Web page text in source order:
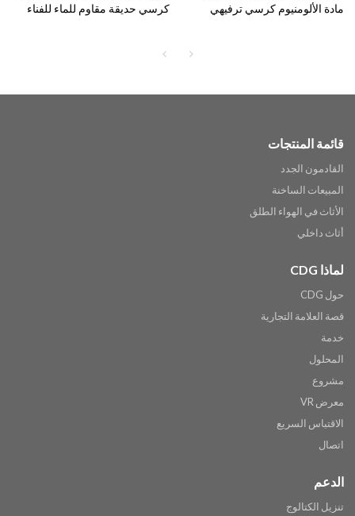
مادة الألومنيوم كرسي ترفيهي
كرسي حديقة مقاوم للماء للفناء
قائمة المنتجات
القادمون الجدد
المبيعات الساخنة
الأثاث في الهواء الطلق
أثاث داخلي
لماذا CDG
حول CDG
قصة العلامة التجارية
خدمة
المحلول
مشروع
معرض VR
الاقتباس السريع
اتصال
الدعم
تنزيل الكتالوج